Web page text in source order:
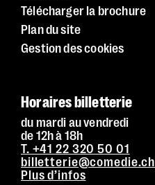
Télécharger la brochure
Plan du site
Gestion des cookies
Horaires billetterie
du mardi au vendredi
de 12h à 18h
T. +41 22 320 50 01
billetterie@comedie.ch
Plus d’infos